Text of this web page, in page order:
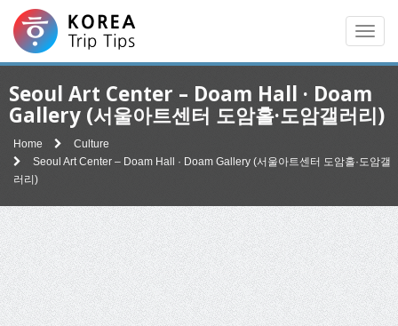
Seoul Art Center – Doam Hall · Doam
Gallery (서울아트센터 도암홀·도암갤러리)
Home
Culture
Seoul Art Center – Doam Hall · Doam Gallery (서울아트센터 도암홀·도암갤
러리)